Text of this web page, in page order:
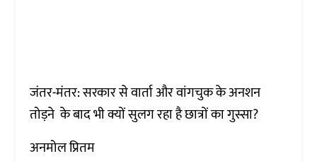
जंतर-मंतर: सरकार से वार्ता और वांगचुक के अनशन
तोड़ने के बाद भी क्यों सुलग रहा है छात्रों का गुस्सा?
अनमोल प्रितम